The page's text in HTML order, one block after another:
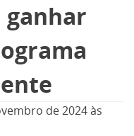
de 2024às